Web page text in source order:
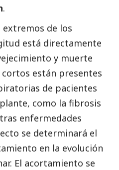
.
de los
está directamente
y muerte
están presentes
de pacientes
como la fibrosis
enfermedades
se determinará el
en la evolución
El acortamiento se